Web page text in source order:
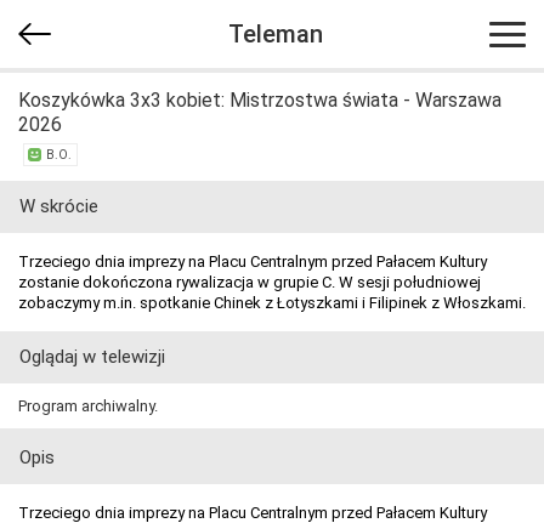
Teleman
Koszykówka 3x3 kobiet: Mistrzostwa świata - Warszawa
2026
B.O.
W skrócie
Trzeciego dnia imprezy na Placu Centralnym przed Pałacem Kultury
zostanie dokończona rywalizacja w grupie C. W sesji południowej
zobaczymy m.in. spotkanie Chinek z Łotyszkami i Filipinek z Włoszkami.
Oglądaj w telewizji
Program archiwalny.
Opis
Trzeciego dnia imprezy na Placu Centralnym przed Pałacem Kultury